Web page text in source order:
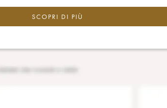
SCOPRI DI PIÙ